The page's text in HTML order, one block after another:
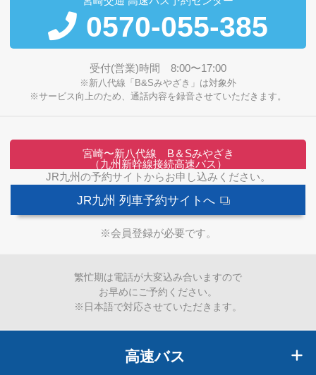
0570-055-385
受付(営業)時間 8:00〜17:00
※新八代線「B&Sみやざき」は対象外
※サービス向上のため、通話内容を録音させていただきます。
宮崎〜新八代線 B＆Sみやざき
（九州新幹線接続高速バス）
JR九州の予約サイトからお申し込みください。
JR九州 列車予約サイトへ
※会員登録が必要です。
繁忙期は電話が大変込み合いますので
お早めにご予約ください。
※日本語で対応させていただきます。
高速バス